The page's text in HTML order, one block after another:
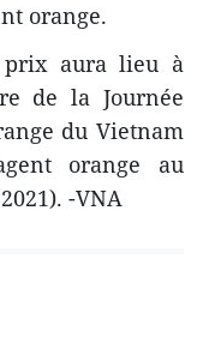
orange.
prix aura lieu à
de la Journée
du Vietnam
orange au
-VNA